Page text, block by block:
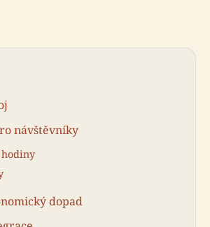
návštěvníky
dopad